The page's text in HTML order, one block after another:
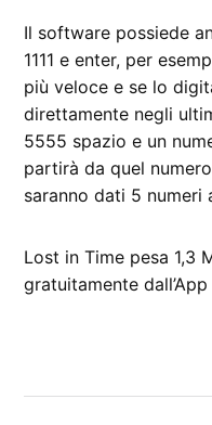
Il software possiede
1111 e enter, per
più veloce e se lo
direttamente negli
5555 spazio e un
partirà da quel
saranno dati 5
Lost in Time pesa 1,3
gratuitamente